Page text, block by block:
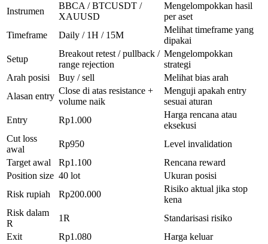
Instrumen
BBCA / BTCUSDT /
XAUUSD
Mengelompokkan hasil
per aset
Timeframe
Daily / 1H / 15M
Melihat timeframe yang
dipakai
Setup
Breakout retest / pullback /
range rejection
Mengelompokkan
strategi
Arah posisi
Buy / sell
Melihat bias arah
Alasan entry
Close di atas resistance +
volume naik
Menguji apakah entry
sesuai aturan
Entry
Rp1.000
Harga rencana atau
eksekusi
Cut loss
awal
Rp950
Level invalidation
Target awal
Rp1.100
Rencana reward
Position size 40 lot
Ukuran posisi
Risk rupiah
Rp200.000
Risiko aktual jika stop
kena
Risk dalam
R
1R
Standarisasi risiko
Exit
Rp1.080
Harga keluar